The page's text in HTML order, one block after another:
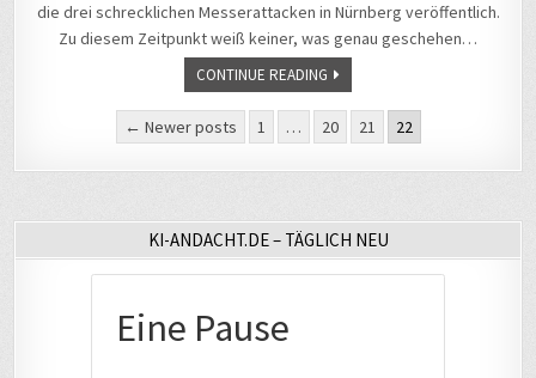
die drei schrecklichen Messerattacken in Nürnberg veröffentlich.
Zu diesem Zeitpunkt weiß keiner, was genau geschehen…
CONTINUE READING
Seitennummerierung
der
← Newer posts 1 … 20 21 22
KI-ANDACHT.DE – TÄGLICH NEU